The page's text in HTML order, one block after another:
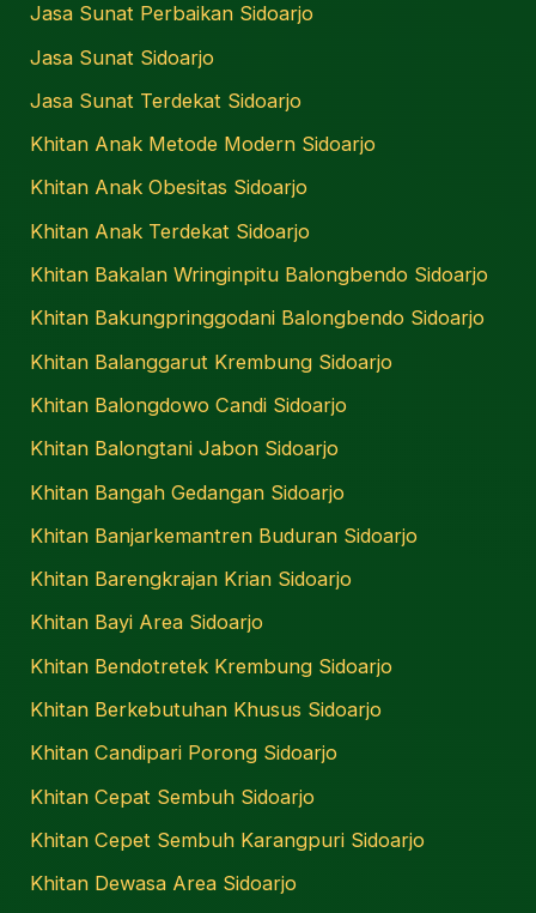
Jasa Sunat Perbaikan Sidoarjo
Jasa Sunat Sidoarjo
Jasa Sunat Terdekat Sidoarjo
Khitan Anak Metode Modern Sidoarjo
Khitan Anak Obesitas Sidoarjo
Khitan Anak Terdekat Sidoarjo
Khitan Bakalan Wringinpitu Balongbendo Sidoarjo
Khitan Bakungpringgodani Balongbendo Sidoarjo
Khitan Balanggarut Krembung Sidoarjo
Khitan Balongdowo Candi Sidoarjo
Khitan Balongtani Jabon Sidoarjo
Khitan Bangah Gedangan Sidoarjo
Khitan Banjarkemantren Buduran Sidoarjo
Khitan Barengkrajan Krian Sidoarjo
Khitan Bayi Area Sidoarjo
Khitan Bendotretek Krembung Sidoarjo
Khitan Berkebutuhan Khusus Sidoarjo
Khitan Candipari Porong Sidoarjo
Khitan Cepat Sembuh Sidoarjo
Khitan Cepet Sembuh Karangpuri Sidoarjo
Khitan Dewasa Area Sidoarjo